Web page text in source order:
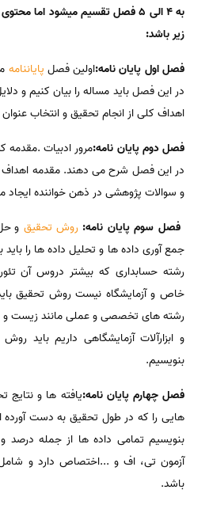
به 4 الی 5 فصل تقسیم میشود اما
زیر باشد:
فصل اول پایان نامه:اولین فصل پایاننامه
در این فصل باید مساله را بیان کنیم و
اهداف کلی از انجام تحقیق و انتخاب عنوان
فصل دوم پایان نامه:مرور ادبیات .مقدمه
در این فصل شرح می دهند. مقدمه اهداف
و سوالات پژوهشی در ذهن خواننده ایجاد
فصل سوم پایان نامه: روش تحقیق و
جمع آوری داده ها و تحلیل داده ها را
رشته حسابداری که بیشتر دروس آن
خاص و آزمایشگاه نیست روش تحقیق
رشته های تخصصی و عملی مانند زیست و ...
و ابزارآلات آزمایشگاهی داریم باید
بنویسیم.
فصل چهارم پایان نامه:یافته ها و نتایج
هایی را که در طول تحقیق به دست آورده
بنویسیم تمامی داده ها از جمله درصد
آزمون تی، اف و ...اختصاص دارد و
باشد.